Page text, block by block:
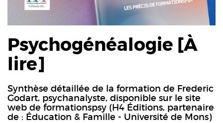
Psychogénéalogie [À
lire]
Synthèse détaillée de la formation de Frederic
Godart, psychanalyste, disponible sur le site
web de formationspsy (H4 Éditions, partenaire
de : Éducation & Famille - Université de Mons)